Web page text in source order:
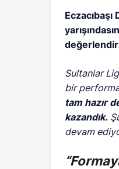
Sultanlar
bir
tam hazır
kazandık.
devam